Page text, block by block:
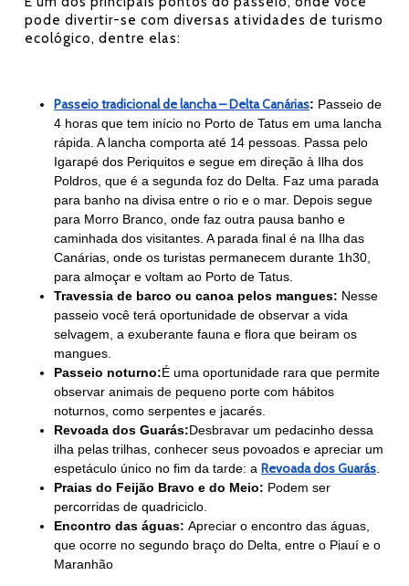
pode divertir-se com diversas atividades de turismo
ecológico, dentre elas:
Passeio tradicional de lancha – Delta Canárias: Passeio de
4 horas que tem início no Porto de Tatus em uma lancha
rápida. A lancha comporta até 14 pessoas. Passa pelo
Igarapé dos Periquitos e segue em direção à Ilha dos
Poldros, que é a segunda foz do Delta. Faz uma parada
para banho na divisa entre o rio e o mar. Depois segue
para Morro Branco, onde faz outra pausa banho e
caminhada dos visitantes. A parada final é na Ilha das
Canárias, onde os turistas permanecem durante 1h30,
para almoçar e voltam ao Porto de Tatus.
Travessia de barco ou canoa pelos mangues: Nesse
passeio você terá oportunidade de observar a vida
selvagem, a exuberante fauna e flora que beiram os
mangues.
Passeio noturno:É uma oportunidade rara que permite
observar animais de pequeno porte com hábitos
noturnos, como serpentes e jacarés.
Revoada dos Guarás:Desbravar um pedacinho dessa
ilha pelas trilhas, conhecer seus povoados e apreciar um
espetáculo único no fim da tarde: a Revoada dos Guarás
Praias do Feijão Bravo e do Meio: Podem ser
percorridas de quadriciclo.
Encontro das águas: Apreciar o encontro das águas,
que ocorre no segundo braço do Delta, entre o Piauí e o
Maranhão